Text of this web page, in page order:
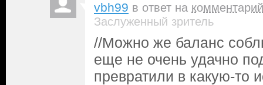
vbh99 в ответ на комментарий
Заслуженный зритель
//Можно же баланс
еще не очень удачно
превратили в какую-то